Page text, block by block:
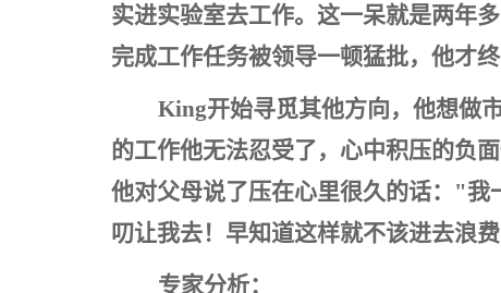
实进实验室去工作。这一呆就是两年
完成工作任务被领导一顿猛批，他才
King开始寻觅其他方向，他想做
的工作他无法忍受了，心中积压的负
他对父母说了压在心里很久的话："我
叨让我去！早知道这样就不该进去浪
专家分析：